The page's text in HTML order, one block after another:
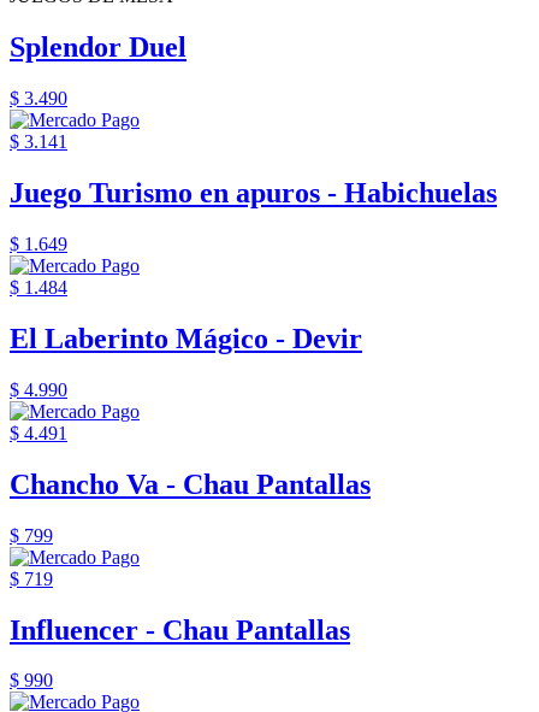
Splendor Duel
$ 3.490
$ 3.141
Juego Turismo en apuros - Habichuelas
$ 1.649
$ 1.484
El Laberinto Mágico - Devir
$ 4.990
$ 4.491
Chancho Va - Chau Pantallas
$ 799
$ 719
Influencer - Chau Pantallas
$ 990